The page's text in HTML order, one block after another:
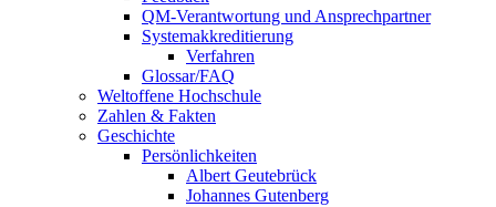
QM-Verantwortung und Ansprechpartner
Systemakkreditierung
Verfahren
Glossar/FAQ
Weltoffene Hochschule
Zahlen & Fakten
Geschichte
Persönlichkeiten
Albert Geutebrück
Johannes Gutenberg